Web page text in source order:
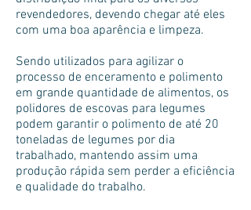
revendedores, devendo chegar até eles
com uma boa aparência e limpeza.
Sendo utilizados para agilizar o
processo de enceramento e polimento
em grande quantidade de alimentos, os
polidores de escovas para legumes
podem garantir o polimento de até 20
toneladas de legumes por dia
trabalhado, mantendo assim uma
produção rápida sem perder a eficiência
e qualidade do trabalho.